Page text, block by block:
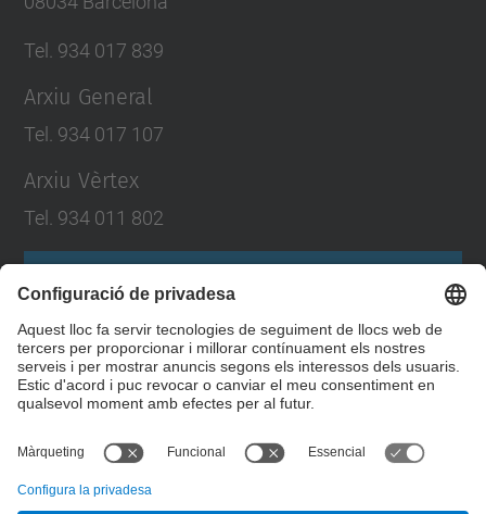
Tel. 934 017 839
Arxiu General
Tel. 934 017 107
Arxiu Vèrtex
Tel. 934 011 802
Formulari de contacte
Llista Xarxes Socials